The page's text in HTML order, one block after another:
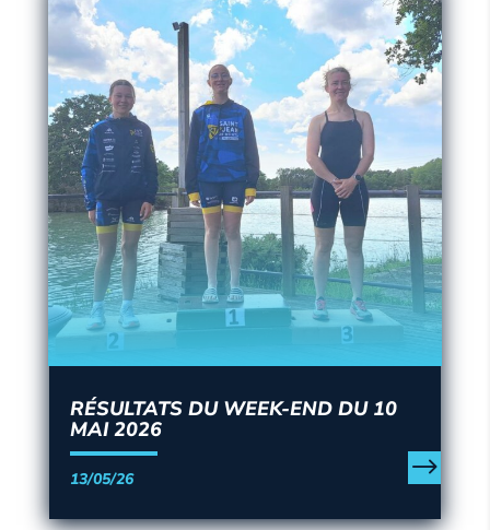
RÉSULTATS DU WEEK-END DU 10
MAI 2026
13/05/26